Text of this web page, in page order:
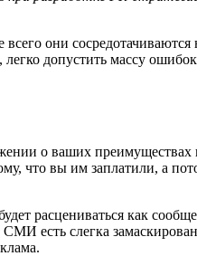
они сосредотачиваются
допустить массу
о ваших преимуществах
что вы им заплатили, а
расцениваться как
есть слегка